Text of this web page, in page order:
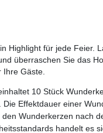
Highlight für jede Feier.
überraschen Sie das
Ihre Gäste.
10 Stück
Die Effektdauer einer
Wunderkerzen nach
handelt es